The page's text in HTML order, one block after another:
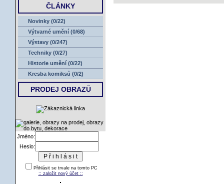
ČLÁNKY
Novinky (0/22)
Výtvarné umění (0/68)
Výstavy (0/247)
Techniky (0/27)
Historie umění (0/22)
Kresba komiksů (0/2)
PRODEJ OBRAZŮ
Jméno:
Heslo:
Přihlásit se trvale na tomto PC
:: založit nový účet ::